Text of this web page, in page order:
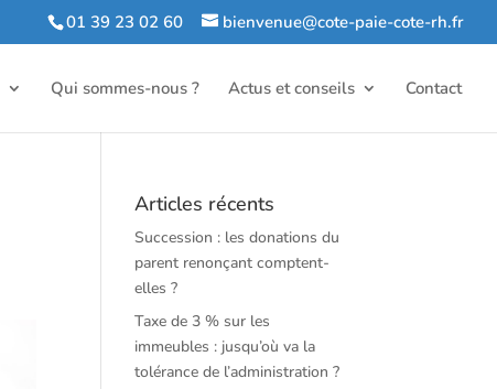
01 39 23 02 60 bienvenue@cote-paie-cote-rh.fr
Qui sommes-nous ? Actus et conseils Contact
Articles récents
Succession : les donations du
parent renonçant comptent-
elles ?
Taxe de 3 % sur les
immeubles : jusqu’où va la
tolérance de l’administration ?